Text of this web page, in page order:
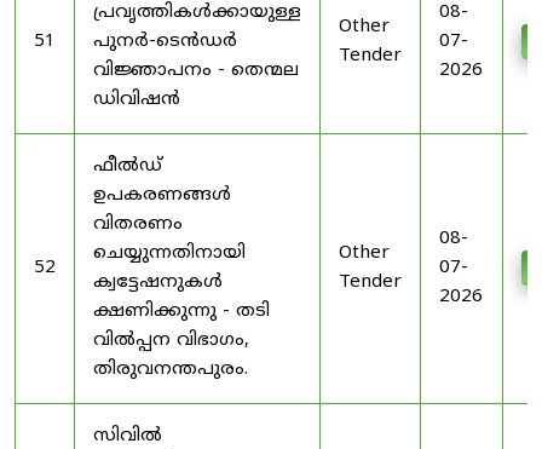
51
പ്രവൃത്തികൾക്കായുള്ള
പുനർ-ടെൻഡർ
വിജ്ഞാപനം - തെന്മല
ഡിവിഷൻ
Other
Tender
08-
07-
2026
52
ഫീൽഡ്
ഉപകരണങ്ങൾ
വിതരണം
ചെയ്യുന്നതിനായി
ക്വട്ടേഷനുകൾ
ക്ഷണിക്കുന്നു - തടി
വിൽപ്പന വിഭാഗം,
തിരുവനന്തപുരം.
Other
Tender
08-
07-
2026
സിവിൽ